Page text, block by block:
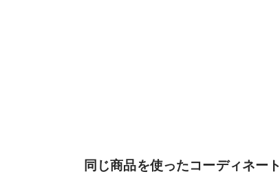
同じ商品を使ったコーディネート